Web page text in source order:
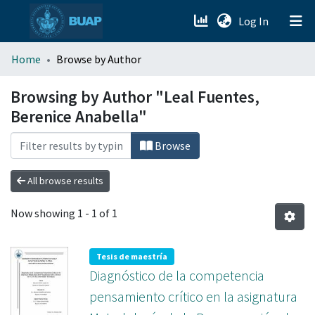
Log In (current)
menu.section.about_menu
All of DSpace
Home Browse by Author
Browsing by Author "Leal Fuentes,
Berenice Anabella"
Browse
All browse results
Now showing 1 - 1 of 1
Tesis de maestría
Diagnóstico de la competencia
pensamiento crítico en la asignatura